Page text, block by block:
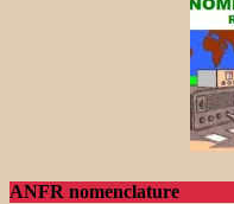
ANFR nomenclature